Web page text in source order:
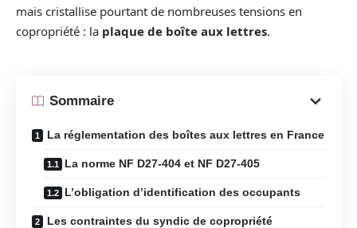
mais cristallise pourtant de nombreuses tensions en
copropriété : la plaque de boîte aux lettres.
Sommaire
La réglementation des boîtes aux lettres en France
La norme NF D27-404 et NF D27-405
L’obligation d’identification des occupants
Les contraintes du syndic de copropriété